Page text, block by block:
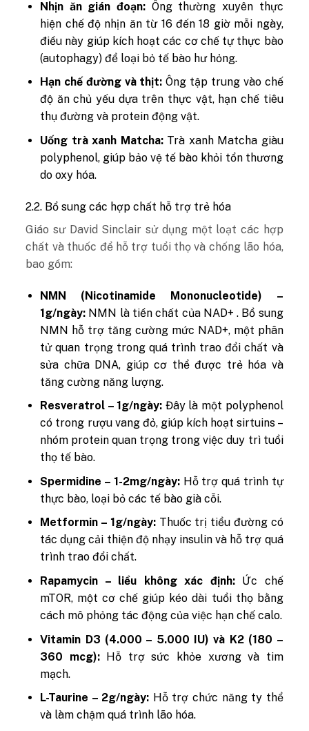
Nhịn ăn gián đoạn: Ông thường xuyên thực
hiện chế độ nhịn ăn từ 16 đến 18 giờ mỗi ngày,
điều này giúp kích hoạt các cơ chế tự thực bào
(autophagy) để loại bỏ tế bào hư hỏng.
Hạn chế đường và thịt:Ông tập trung vào chế
độ ăn chủ yếu dựa trên thực vật, hạn chế tiêu
thụ đường và protein động vật.
Uống trà xanh Matcha:Trà xanh Matcha giàu
polyphenol, giúp bảo vệ tế bào khỏi tổn thương
do oxy hóa.
2.2. Bổ sung các hợp chất hỗ trợ trẻ hóa
Giáo sư David Sinclair sử dụng một loạt các hợp
chất và thuốc để hỗ trợ tuổi thọ và chống lão hóa,
bao gồm:
NMN (Nicotinamide Mononucleotide) –
1g/ngày: NMN là tiền chất của NAD+ . Bổ sung
NMN hỗ trợ tăng cường mức NAD+, một phân
tử quan trọng trong quá trình trao đổi chất và
sửa chữa DNA, giúp cơ thể được trẻ hóa và
tăng cường năng lượng.
Resveratrol – 1g/ngày: Đây là một polyphenol
có trong rượu vang đỏ, giúp kích hoạt sirtuins –
nhóm protein quan trọng trong việc duy trì tuổi
thọ tế bào.
Spermidine – 1-2mg/ngày:Hỗ trợ quá trình tự
thực bào, loại bỏ các tế bào già cỗi.
Metformin – 1g/ngày: Thuốc trị tiểu đường có
tác dụng cải thiện độ nhạy insulin và hỗ trợ quá
trình trao đổi chất.
Rapamycin – liều không xác định:Ức chế
mTOR, một cơ chế giúp kéo dài tuổi thọ bằng
cách mô phỏng tác động của việc hạn chế calo.
Vitamin D3 (4.000 – 5.000 IU) và K2 (180 –
360 mcg):Hỗ trợ sức khỏe xương và tim
mạch.
L-Taurine – 2g/ngày: Hỗ trợ chức năng ty thể
và làm chậm quá trình lão hóa.